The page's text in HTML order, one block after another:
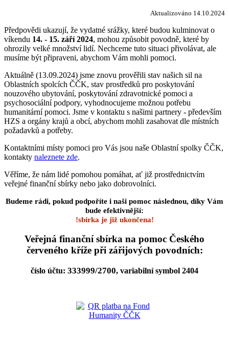
Aktualizováno 14.10.2024
Předpovědi ukazují, že vydatné srážky, které budou kulminovat o
víkendu 14. - 15. září 2024, mohou způsobit povodně, které by
ohrozily velké množství lidí. Nechceme tuto situaci přivolávat, ale
musíme být připraveni, abychom Vám mohli pomoci.
Aktuálně (13.09.2024) jsme znovu prověřili stav našich sil na
Oblastních spolcích ČČK, stav prostředků pro poskytování
nouzového ubytování, poskytování zdravotnické pomoci a
psychosociální podpory, vyhodnocujeme možnou potřebu
humanitární pomoci. Jsme v kontaktu s našimi partnery - především
HZS a orgány krajů a obcí, abychom mohli zasahovat dle místních
požadavků a potřeby.
Kontaktními místy pomoci pro Vás jsou naše Oblastní spolky ČČK,
kontakty naleznete zde.
Věříme, že nám lidé pomohou pomáhat, ať již prostřednictvím
veřejné finanční sbírky nebo jako dobrovolníci.
Budeme rádi, pokud podpoříte i naši pomoc následnou, díky Vám
bude efektivnější:
!sbírka je již ukončena!
Veřejná finanční sbírka na pomoc Českého
červeného kříže při zářijových povodních:
číslo účtu: 333999/2700, variabilní symbol 2404